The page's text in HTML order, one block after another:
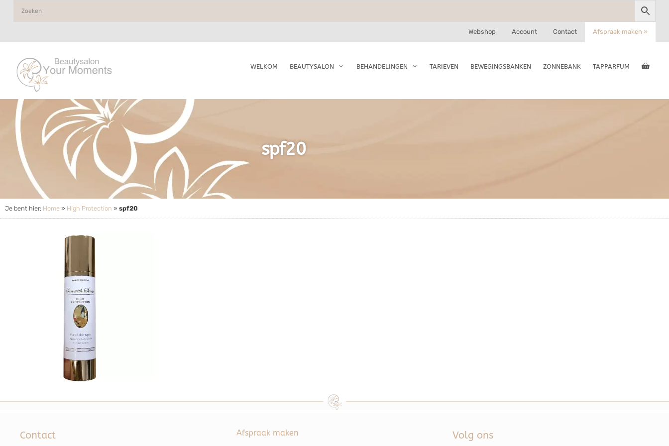
Webshop Account Contact Afspraak maken »
WELKOM BEAUTYSALON BEHANDELINGEN TARIEVEN BEWEGINGSBANKEN ZONNEBANK TAPPARFUM
spf20
Je bent hier: Home » High Protection » spf20
Contact Afspraak maken Volg ons